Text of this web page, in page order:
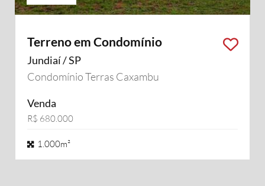
Terreno em Condomínio
Jundiaí / SP
Condomínio Terras Caxambu
Venda
R$ 680.000
1.000m²